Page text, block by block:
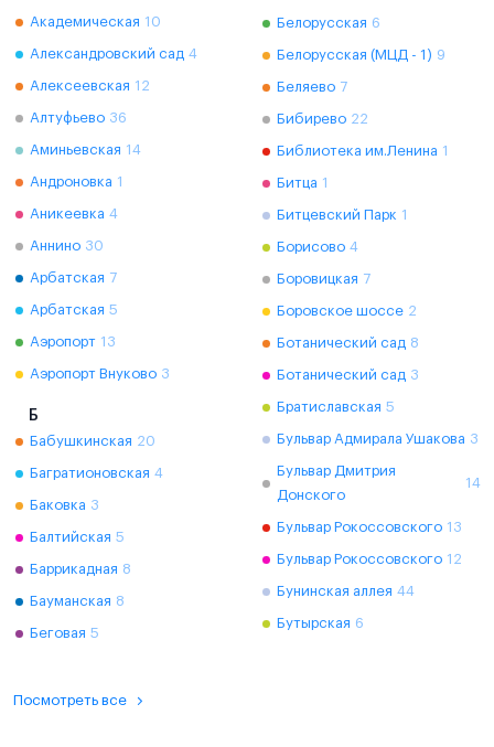
Академическая 10
Александровский сад 4
Алексеевская 12
Алтуфьево 36
Аминьевская 14
Андроновка 1
Аникеевка 4
Аннино 30
Арбатская 7
Арбатская 5
Аэропорт 13
Аэропорт Внуково 3
Б
Бабушкинская 20
Багратионовская 4
Баковка 3
Балтийская 5
Баррикадная 8
Бауманская 8
Беговая 5
Белорусская 6
Белорусская (МЦД - 1) 9
Беляево 7
Бибирево 22
Библиотека им.Ленина 1
Битца 1
Битцевский Парк 1
Борисово 4
Боровицкая 7
Боровское шоссе 2
Ботанический сад 8
Ботанический сад 3
Братиславская 5
Бульвар Адмирала Ушакова 3
Бульвар Дмитрия
Донского
14
Бульвар Рокоссовского 13
Бульвар Рокоссовского 12
Бунинская аллея 44
Бутырская 6
Посмотреть все